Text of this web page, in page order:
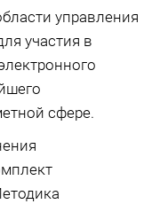
управления
участия в
сфере.